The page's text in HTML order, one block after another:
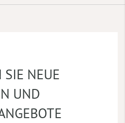
SIE NEUE
UND